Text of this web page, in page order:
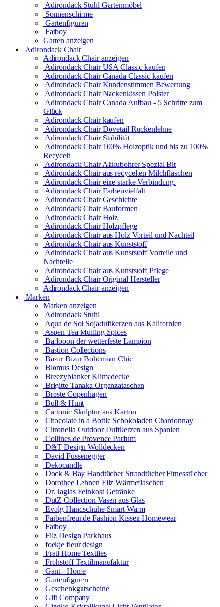
Adirondack Stuhl Gartenmöbel
Sonnenschirme
Gartenfiguren
Fatboy
Garten anzeigen
Adirondack Chair
Adirondack Chair anzeigen
Adirondack Chair USA Classic kaufen
Adirondack Chair Canada Classic kaufen
Adirondack Chair Kundenstimmen Bewertung
Adirondack Chair Nackenkissen Polster
Adirondack Chair Canada Aufbau - 5 Schritte zum
Glück
Adirondack Chair kaufen
Adirondack Chair Dovetail Rückenlehne
Adirondack Chair Stabilität
Adirondack Chair 100% Holzoptik und bis zu 100%
Recycelt
Adirondack Chair Akkubohrer Spezial Bit
Adirondack Chair aus recycelten Milchflaschen
Adirondack Chair eine starke Verbindung.
Adirondack Chair Farbenvielfalt
Adirondack Chair Geschichte
Adirondack Chair Bauformen
Adirondack Chair Holz
Adirondack Chair Holzpflege
Adirondack Chair aus Holz Vorteil und Nachteil
Adirondack Chair aus Kunststoff
Adirondack Chair aus Kunststoff Vorteile und
Nachteile
Adirondack Chair aus Kunststoff Pflege
Adirondack Chair Original Hersteller
Adirondack Chair anzeigen
Marken
Marken anzeigen
Adirondack Stuhl
Aqua de Soi Sojaduftkerzen aus Kalifornien
Aspen Tea Mulling Spices
Barlooon der wetterfeste Lampion
Bastion Collections
Bazar Bizar Bohemian Chic
Blomus Design
Breezyblanket Klimadecke
Brigitte Tanaka Organzataschen
Broste Copenhagen
Bull & Hunt
Cartonic Skulptur aus Karton
Chocolate in a Bottle Schokoladen Chardonnay
Citronella Outdoor Duftkerzen aus Spanien
Collines de Provence Parfum
D&T Design Wolldecken
David Fussenegger
Dekocandle
Dock & Bay Handtücher Strandtücher Fitnesstücher
Dorothee Lehnen Filz Wärmeflaschen
Dr. Jaglas Feinkost Getränke
DutZ Collection Vasen aus Glas
Evolg Handschuhe Smart Warm
Farbenfreunde Fashion Kissen Homewear
Fatboy
Filz Design Parkhaus
foekje fleur design
Frati Home Textiles
Frohstoff Textilmanufaktur
Gant - Home
Gartenfiguren
Geschenkgutscheine
Gift Company